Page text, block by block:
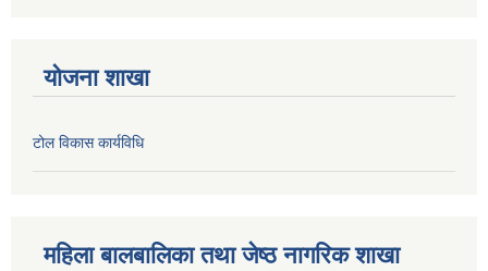
योजना शाखा
टोल विकास कार्यविधि
महिला बालबालिका तथा जेष्ठ नागरिक शाखा